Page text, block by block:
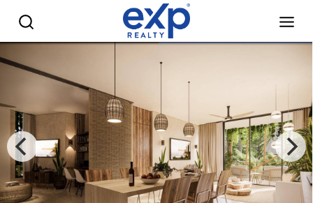
Donde el alma descansa: Miches. Donde el lujo se vuelve